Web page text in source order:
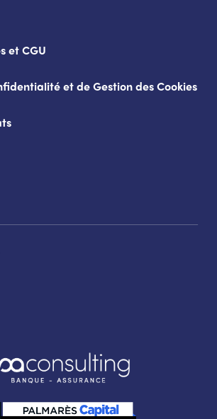
et CGU
et de Gestion des Cookies